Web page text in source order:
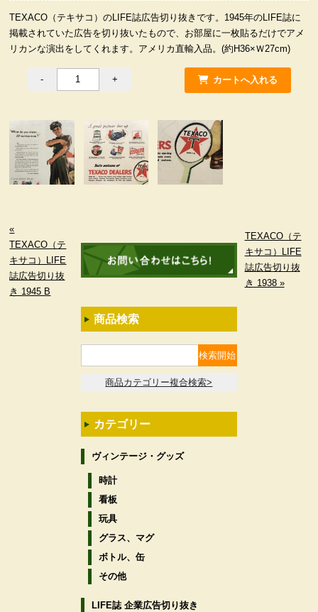
TEXACO（テキサコ）のLIFE誌広告切り抜きです。1945年のLIFE誌に
掲載されていた広告を切り抜いたもので、お部屋に一枚貼るだけでアメ
リカンな演出をしてくれます。アメリカ直輸入品。(約H36×Ｗ27cm)
«
TEXACO（テ
キサコ）LIFE
誌広告切り抜
き 1945 B
TEXACO（テ
キサコ）LIFE
誌広告切り抜
き 1938 »
商品検索
商品カテゴリー複合検索>
カテゴリー
ヴィンテージ・グッズ
時計
看板
玩具
グラス、マグ
ボトル、缶
その他
LIFE誌 企業広告切り抜き